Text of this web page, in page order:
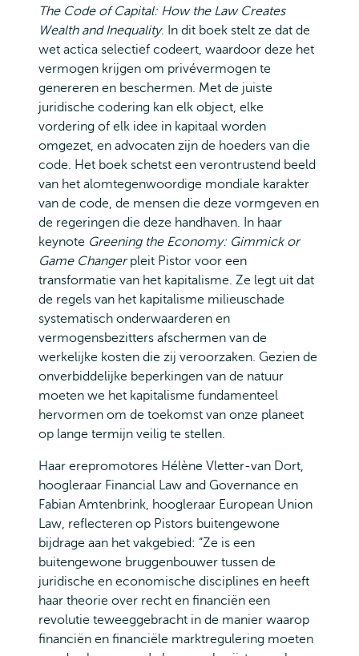
The Code of Capital: How the Law Creates
Wealth and Inequality. In dit boek stelt ze dat de
wet actica selectief codeert, waardoor deze het
vermogen krijgen om privévermogen te
genereren en beschermen. Met de juiste
juridische codering kan elk object, elke
vordering of elk idee in kapitaal worden
omgezet, en advocaten zijn de hoeders van die
code. Het boek schetst een verontrustend beeld
van het alomtegenwoordige mondiale karakter
van de code, de mensen die deze vormgeven en
de regeringen die deze handhaven. In haar
keynote Greening the Economy: Gimmick or
Game Changerpleit Pistor voor een
transformatie van het kapitalisme. Ze legt uit dat
de regels van het kapitalisme milieuschade
systematisch onderwaarderen en
vermogensbezitters afschermen van de
werkelijke kosten die zij veroorzaken. Gezien de
onverbiddelijke beperkingen van de natuur
moeten we het kapitalisme fundamenteel
hervormen om de toekomst van onze planeet
op lange termijn veilig te stellen.
Haar erepromotores Hélène Vletter-van Dort,
hoogleraar Financial Law and Governance en
Fabian Amtenbrink, hoogleraar European Union
Law, reflecteren op Pistors buitengewone
bijdrage aan het vakgebied: “Ze is een
buitengewone bruggenbouwer tussen de
juridische en economische disciplines en heeft
haar theorie over recht en financiën een
revolutie teweeggebracht in de manier waarop
financiën en financiële marktregulering moeten